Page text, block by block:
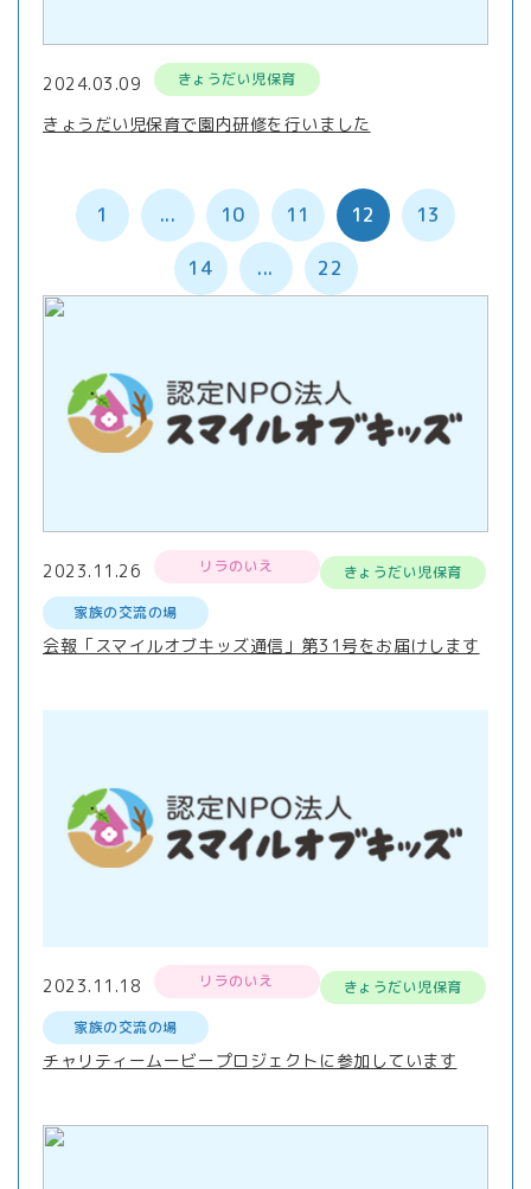
2024.03.09 きょうだい児保育
きょうだい児保育で園内研修を行いました
1 ... 10 11 12 13
14 ... 22
2023.11.26 リラのいえ
きょうだい児保育
家族の交流の場
会報「スマイルオブキッズ通信」第31号をお届けします
2023.11.18 リラのいえ
きょうだい児保育
家族の交流の場
チャリティームービープロジェクトに参加しています